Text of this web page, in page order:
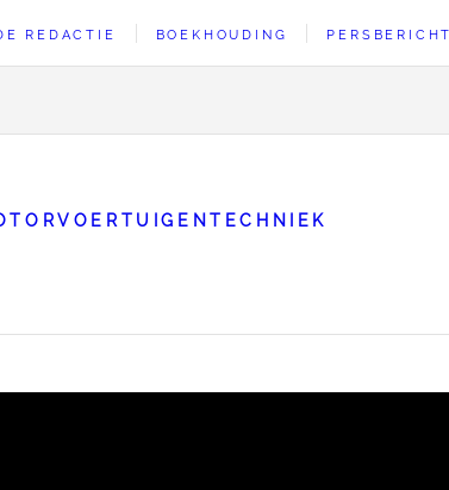
REDACTIE BOEKHOUDING